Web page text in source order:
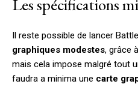
Les spécifications
Il reste possible de lancer
graphiques modestes, grâce
mais cela impose malgré tout
faudra a minima une carte